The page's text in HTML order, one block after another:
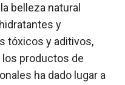
belleza natural
y
tóxicos y aditivos,
los productos de
ha dado lugar a